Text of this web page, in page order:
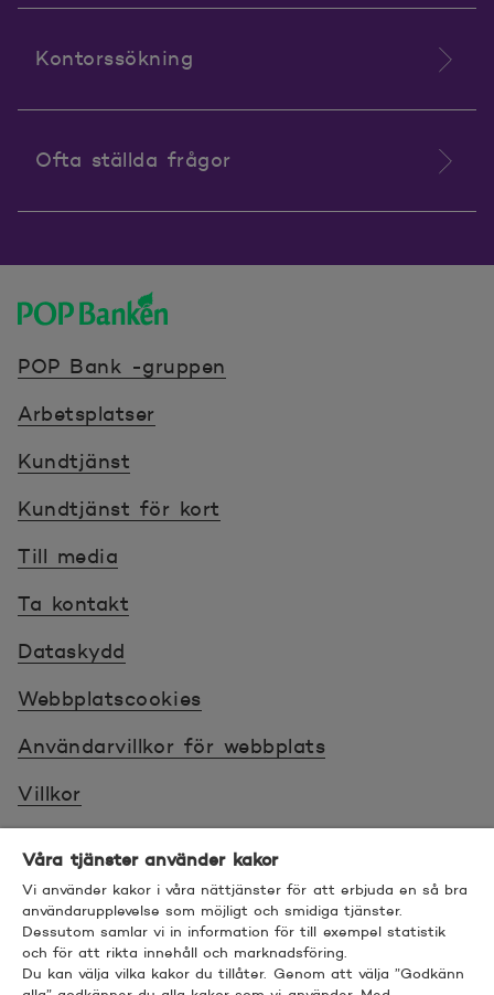
Kontorssökning
Ofta ställda frågor
POP Bank -gruppen
Arbetsplatser
Kundtjänst
Kundtjänst för kort
Till media
Ta kontakt
Dataskydd
Webbplatscookies
Användarvillkor för webbplats
Villkor
Tillgänglighet
Bra att veta
Våra tjänster använder kakor
Vi använder kakor i våra nättjänster för att erbjuda en så bra
användarupplevelse som möjligt och smidiga tjänster.
Dessutom samlar vi in information för till exempel statistik
och för att rikta innehåll och marknadsföring.
Du kan välja vilka kakor du tillåter. Genom att välja ”Godkänn